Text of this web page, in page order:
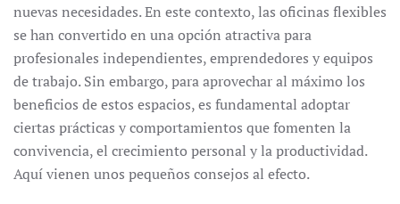
nuevas necesidades. En este contexto, las oficinas flexibles
se han convertido en una opción atractiva para
profesionales independientes, emprendedores y equipos
de trabajo. Sin embargo, para aprovechar al máximo los
beneficios de estos espacios, es fundamental adoptar
ciertas prácticas y comportamientos que fomenten la
convivencia, el crecimiento personal y la productividad.
Aquí vienen unos pequeños consejos al efecto.